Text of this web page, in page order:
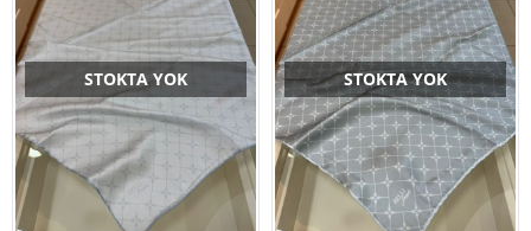
STOKTA YOK STOKTA YOK